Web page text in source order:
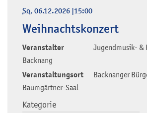
So, 06.12.2026 |15:00
Weihnachtskonzert
Veranstalter
Jugendmusik- &
Backnang
Veranstaltungsort
Backnanger
Baumgärtner-Saal
Kategorie